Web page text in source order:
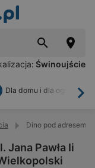
Świnoujście
Dla domu i dla ogrodu
Dino pod adresem
Jana Pawła Ii